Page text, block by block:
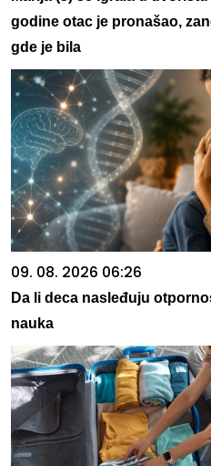
godine otac je pronašao,
gde je bila
09. 08. 2026 06:26
Da li deca nasleđuju
nauka